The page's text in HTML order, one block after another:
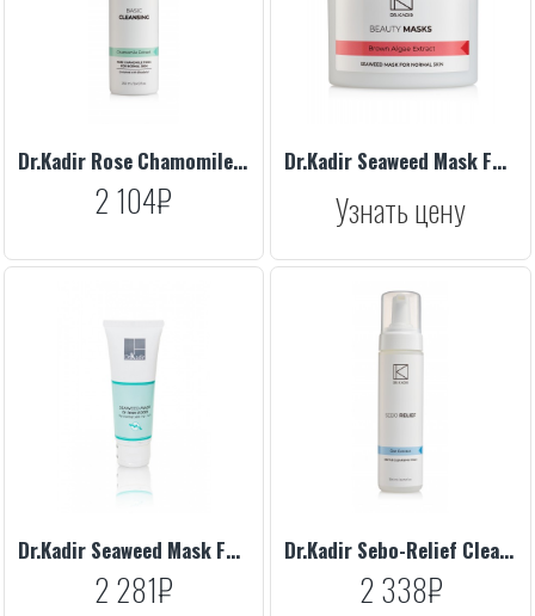
Dr.Kadir Rose Chamomile Tonic For Normal Skin, 250 ml
2 104₽
Dr.Kadir Seaweed Mask For Normal Skin, 250 ml
Узнать цену
Dr.Kadir Seaweed Mask For Normal Skin, 75 ml
2 281₽
Dr.Kadir Sebo-Relief Cleansing Foam, 200 ml
2 338₽